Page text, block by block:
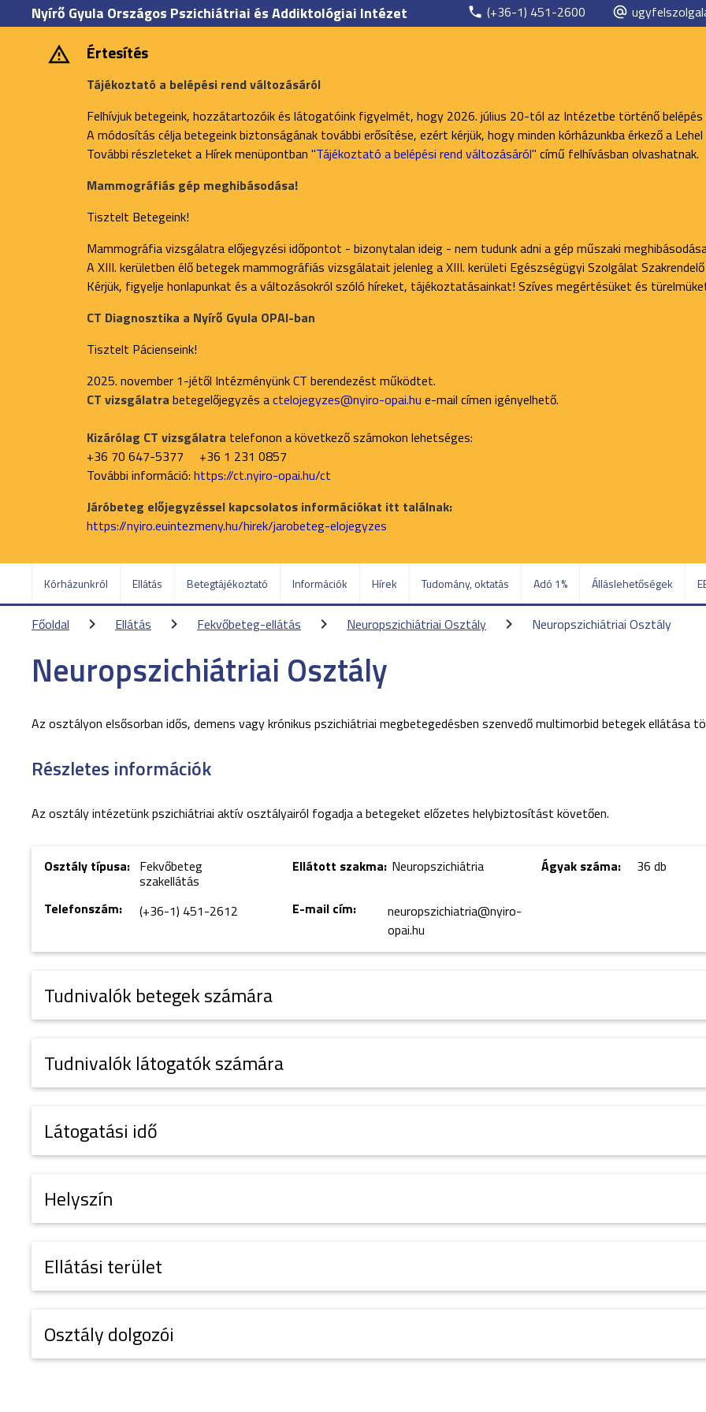
Nyírő Gyula Országos Pszichiátriai és Addiktológiai Intézet (+36-1) 451-2600
Értesítés
Tájékoztató a belépési rend változásáról
Felhívjuk betegeink, hozzátartozóik és látogatóink figyelmét, hogy 2026. július 20-tól az Intézetbe történő
A módosítás célja betegeink biztonságának további erősítése, ezért kérjük, hogy minden kórházunkba érkező a
További részleteket a Hírek menüpontban "Tájékoztató a belépési rend változásáról" című felhívásban olvashatnak.
Mammográfiás gép meghibásodása!
Tisztelt Betegeink!
Mammográfia vizsgálatra előjegyzési időpontot - bizonytalan ideig - nem tudunk adni a gép műszaki
A XIII. kerületben élő betegek mammográfiás vizsgálatait jelenleg a XIII. kerületi Egészségügyi Szolgálat
Kérjük, figyelje honlapunkat és a változásokról szóló híreket, tájékoztatásainkat! Szíves megértésüket és
CT Diagnosztika a Nyírő Gyula OPAI-ban
Tisztelt Pácienseink!
2025. november 1-jétől Intézményünk CT berendezést működtet.
CT vizsgálatra betegelőjegyzés actelojegyzes@nyiro-opai.hu e-mail címen igényelhető.
Kizárólag CT vizsgálatra telefonon a következő számokon lehetséges:
+36 70 647-5377 +36 1 231 0857
További információ: https://ct.nyiro-opai.hu/ct
Járóbeteg előjegyzéssel kapcsolatos információkat itt találnak:
https://nyiro.euintezmeny.hu/hirek/jarobeteg-elojegyzes
Kórházunkról Ellátás Betegtájékoztató Információk Hírek Tudomány, oktatás Adó 1% Álláslehetőségek
Főoldal Ellátás Fekvőbeteg-ellátás Neuropszichiátriai Osztály Neuropszichiátriai Osztály
Neuropszichiátriai Osztály
Az osztályon elsősorban idős, demens vagy krónikus pszichiátriai megbetegedésben szenvedő multimorbid betegek ellátása
Részletes információk
Az osztály intézetünk pszichiátriai aktív osztályairól fogadja a betegeket előzetes helybiztosítást követően.
Osztály típusa: Fekvőbeteg
szakellátás
Ellátott szakma: Neuropszichiátria Ágyak száma: 36 db
Telefonszám: (+36-1) 451-2612 E-mail cím:
neuropszichiatria@nyiro-
opai.hu
Tudnivalók betegek számára
Tudnivalók látogatók számára
Látogatási idő
Helyszín
Ellátási terület
Osztály dolgozói